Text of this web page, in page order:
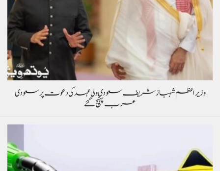
وزیراعظم شہباز شریف سعودی ولی عہد کی دعوت پر سعودی
عرب پہنچ گئے